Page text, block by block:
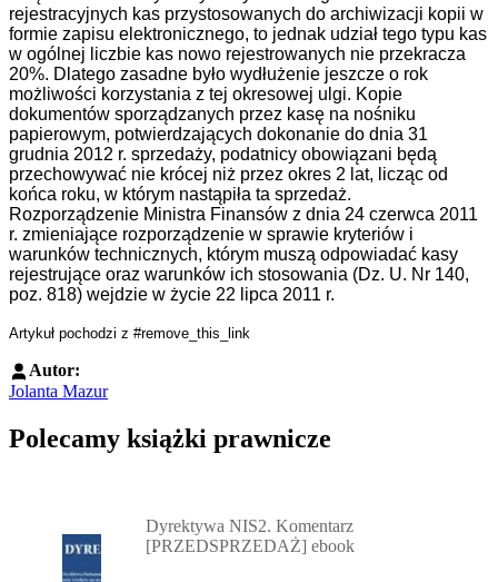
rejestracyjnych kas przystosowanych do archiwizacji kopii w
formie zapisu elektronicznego, to jednak udział tego typu kas
w ogólnej liczbie kas nowo rejestrowanych nie przekracza
20%. Dlatego zasadne było wydłużenie jeszcze o rok
możliwości korzystania z tej okresowej ulgi. Kopie
dokumentów sporządzanych przez kasę na nośniku
papierowym, potwierdzających dokonanie do dnia 31
grudnia 2012 r. sprzedaży, podatnicy obowiązani będą
przechowywać nie krócej niż przez okres 2 lat, licząc od
końca roku, w którym nastąpiła ta sprzedaż.
Rozporządzenie Ministra Finansów z dnia 24 czerwca 2011
r. zmieniające rozporządzenie w sprawie kryteriów i
warunków technicznych, którym muszą odpowiadać kasy
rejestrujące oraz warunków ich stosowania (Dz. U. Nr 140,
poz. 818) wejdzie w życie 22 lipca 2011 r.
Artykuł pochodzi z #remove_this_link
Autor:
Jolanta Mazur
Polecamy książki prawnicze
Dyrektywa NIS2. Komentarz
[PRZEDSPRZEDAŻ] ebook